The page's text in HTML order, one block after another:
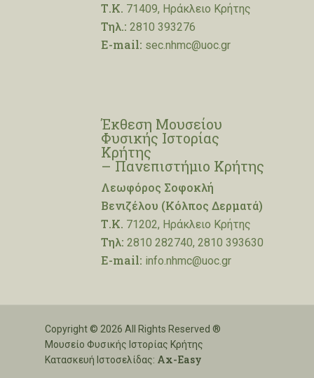
Τ.Κ. 71409, Ηράκλειο Κρήτης
Τηλ.: 2810 393276
E-mail: sec.nhmc@uoc.gr
Έκθεση Μουσείου
Φυσικής Ιστορίας
Κρήτης
– Πανεπιστήμιο Κρήτης
Λεωφόρος Σοφοκλή
Βενιζέλου (Κόλπος Δερματά)
Τ.Κ. 71202, Ηράκλειο Κρήτης
Τηλ: 2810 282740, 2810 393630
E-mail: info.nhmc@uoc.gr
Copyright © 2026 All Rights Reserved ®
Μουσείο Φυσικής Ιστορίας Κρήτης
Κατασκευή Ιστοσελίδας: Ax-Easy